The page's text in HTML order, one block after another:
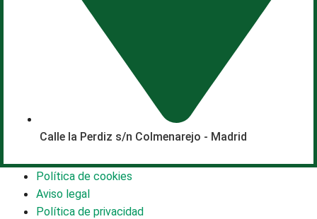
Calle la Perdiz s/n Colmenarejo - Madrid
Política de cookies
Aviso legal
Política de privacidad